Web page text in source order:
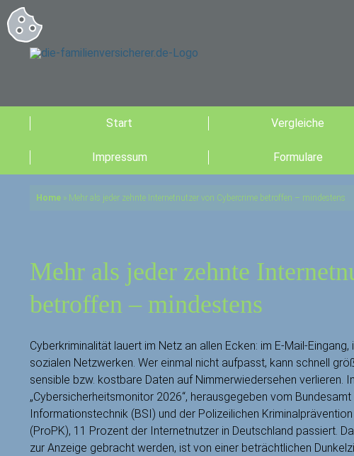
Start Vergleiche
Impressum Formulare
Home » Mehr als jeder zehnte Internetnutzer von Cybercrime betroffen – mindestens
Mehr als jeder zehnte
betroffen – mindestens
Cyberkriminalität lauert im Netz an allen Ecken: im E-Mail-Eingang,
sozialen Netzwerken. Wer einmal nicht aufpasst, kann schnell
sensible bzw. kostbare Daten auf Nimmerwiedersehen verlieren.
„Cybersicherheitsmonitor 2026“, herausgegeben vom
Informationstechnik (BSI) und der Polizeilichen
(ProPK), 11 Prozent der Internetnutzer in Deutschland passiert.
zur Anzeige gebracht werden, ist von einer beträchtlichen